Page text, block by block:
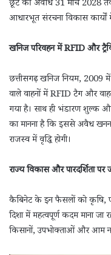
छूट की अवधि 31 मार्च 2028
आधारभूत संरचना विकास कार्यों
खनिज परिवहन में RFID और
छत्तीसगढ़ खनिज नियम, 2009
वाले वाहनों में RFID टैग और
गया है। साथ ही भंडारण शुल्क
का मानना है कि इससे अवैध खनन
राजस्व में वृद्धि होगी।
राज्य विकास और पारदर्शिता पर
कैबिनेट के इन फैसलों को कृषि,
दिशा में महत्वपूर्ण कदम माना जा
किसानों, उपभोक्ताओं और आम